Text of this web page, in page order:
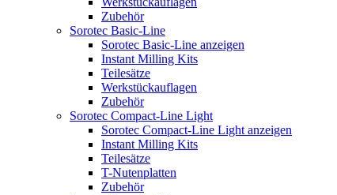
Zubehör
Sorotec Basic-Line
Sorotec Basic-Line anzeigen
Instant Milling Kits
Teilesätze
Werkstückauflagen
Zubehör
Sorotec Compact-Line Light
Sorotec Compact-Line Light anzeigen
Instant Milling Kits
Teilesätze
T-Nutenplatten
Zubehör